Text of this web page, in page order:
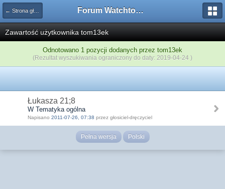
← Strona główna Forum Watchtower
Zawartość użytkownika tom13ek
Odnotowano 1 pozycji dodanych przez tom13ek
(Rezultat wyszukiwania ograniczony do daty: 2019-04-24 )
Łukasza 21;8
W Tematyka ogólna
Napisano 2011-07-26, 07:38 przez głosiciel-dręczyciel
Pełna wersja Polski